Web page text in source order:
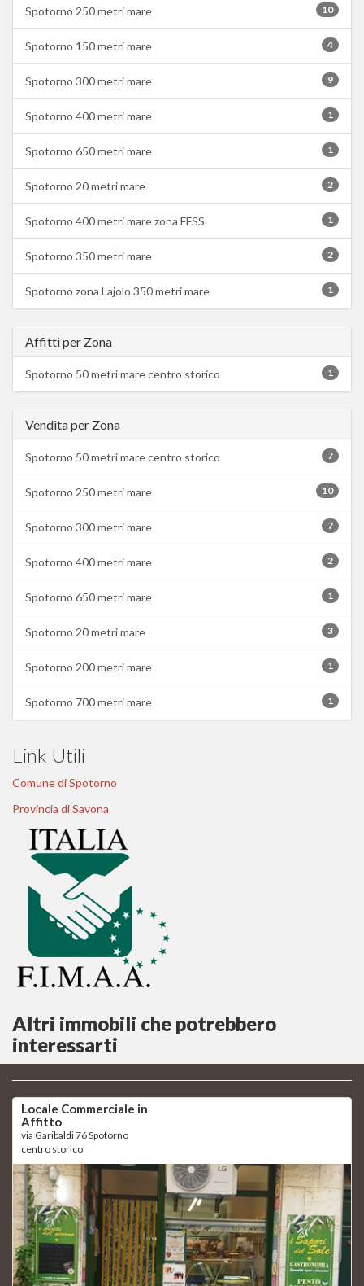
10
Spotorno 250 metri mare
4
Spotorno 150 metri mare
9
Spotorno 300 metri mare
1
Spotorno 400 metri mare
1
Spotorno 650 metri mare
2
Spotorno 20 metri mare
1
Spotorno 400 metri mare zona FFSS
2
Spotorno 350 metri mare
1
Spotorno zona Lajolo 350 metri mare
Affitti per Zona
1
Spotorno 50 metri mare centro storico
Vendita per Zona
7
Spotorno 50 metri mare centro storico
10
Spotorno 250 metri mare
7
Spotorno 300 metri mare
2
Spotorno 400 metri mare
1
Spotorno 650 metri mare
3
Spotorno 20 metri mare
1
Spotorno 200 metri mare
1
Spotorno 700 metri mare
Link Utili
Comune di Spotorno
Provincia di Savona
Altri immobili che potrebbero
interessarti
Locale Commerciale in
Affitto
via Garibaldi 76 Spotorno
centro storico